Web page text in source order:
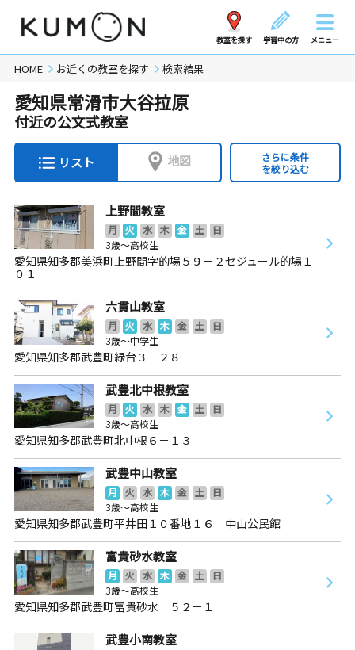
教室を探す 学習中の方 メニュー
HOME お近くの教室を探す 検索結果
愛知県常滑市大谷拉原
付近の公文式教室
リスト 地図
さらに条件
を絞り込む
上野間教室
月 火 水 木 金 土
日
3歳～高校生
愛知県知多郡美浜町上野間字的場５９－２セジュール的場１
０１
六貫山教室
月 火 水 木 金 土
日
3歳～中学生
愛知県知多郡武豊町緑台３‐２８
武豊北中根教室
月 火 水 木 金 土
日
3歳～高校生
愛知県知多郡武豊町北中根６－１３
武豊中山教室
月 火 水 木 金 土
日
3歳～高校生
愛知県知多郡武豊町平井田１０番地１６ 中山公民館
富貴砂水教室
月 火 水 木 金 土
日
3歳～高校生
愛知県知多郡武豊町冨貴砂水 ５２－１
武豊小南教室